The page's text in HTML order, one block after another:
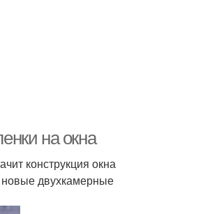
на окна
конструкция окна
двухкамерные